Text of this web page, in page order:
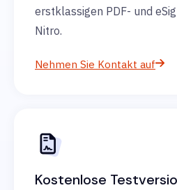
erstklassigen PDF- und
Nitro.
Nehmen Sie Kontakt auf
Kostenlose